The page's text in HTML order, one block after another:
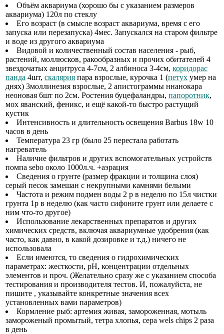
Объём аквариума (хорошо бы с указанием размеров
аквариума) 120л по стеклу
Его возраст (в смысле возраст аквариума, время с его
запуска или перезапуска) 4мес. Запускался на старом фильтре
и воде из другого аквариума
Видовой и количественный состав населения - рыб,
растений, моллюсков, ракообразных и прочих обитателей 4
звездочатых анцитруса 4-7см, 2 албиноса 3-4см, коридорас
панда 4шт, скалярия пара взрослые, курочка 1 (петух умер на
днях) 3моллинезия взрослые, 2 апистограммы ннанокара
неоновая 6шт по 2см. Ростения буцефаландры, папоротник,
мох яванский, феникс, и ещё какой-то быстро растущий
кустик
Интенсивность и длительность освещения Barbus 18w 10
часов в день
Температура 23 гр (было 25 перестала работать
нагреватель
Наличие фильтров и других вспомогательных устройств
помпа sebo oколо 1000л.ч. +аэрация
Сведения о грунте (размер фракции и толщина слоя)
серый песок замешан с некрупными камнями белыми
Частота и режим подмен воды 2 р в неделю по 15л чистки
грунта 1р в неделю (как часто сифоните грунт или делаете с
ним что-то другое)
Использование лекарственных препаратов и других
химических средств, включая аквариумные удобрения (как
часто, как давно, в какой дозировке и т.д.) ничего не
использовала
Если имеются, то сведения о гидрохимических
параметрах: жесткости, рН, концентрации отдельных
элементов и проч. (Желательно сразу же с указанием способа
тестирования и производителя тестов. И, пожалуйста, не
пишите , указывайте конкретные значения всех
установленных вами параметров)
Кормление рыб: артемия живая, замороженная, мотыль
замороженый промытый, тетра хлопья, сера wels chips 2 раза
в день